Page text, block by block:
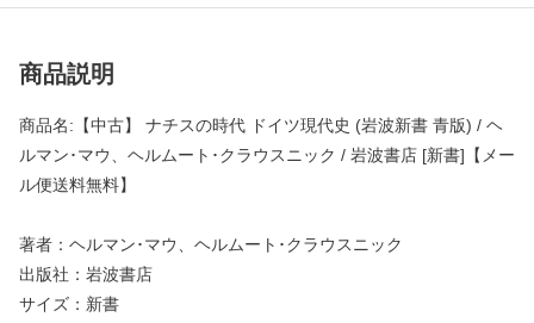
商品説明
商品名:【中古】 ナチスの時代 ドイツ現代史 (岩波新書 青版) / ヘ
ルマン･マウ、ヘルムート･クラウスニック / 岩波書店 [新書]【メー
ル便送料無料】
著者：ヘルマン･マウ、ヘルムート･クラウスニック
出版社：岩波書店
サイズ：新書